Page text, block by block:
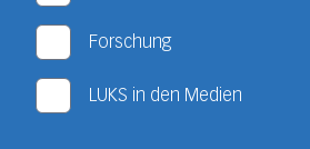
Forschung
LUKS in den Medien